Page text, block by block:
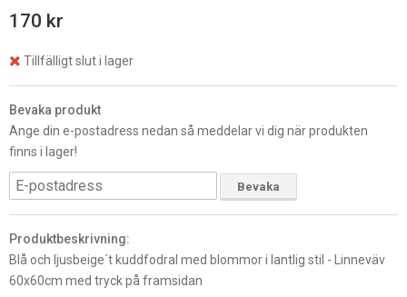
170 kr
Tillfälligt slut i lager
Bevaka produkt
Ange din e-postadress nedan så meddelar vi dig när produkten
finns i lager!
Bevaka
Produktbeskrivning:
Blå och ljusbeige´t kuddfodral med blommor i lantlig stil - Linneväv
60x60cm med tryck på framsidan